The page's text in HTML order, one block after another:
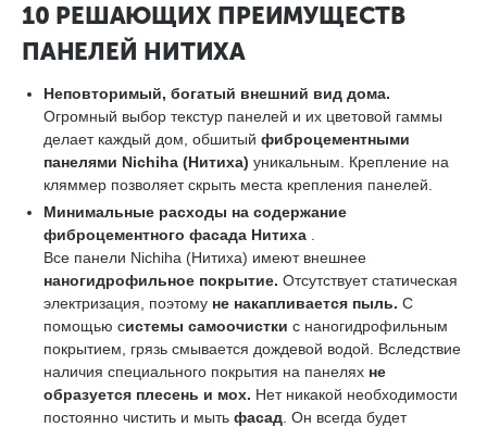
10 РЕШАЮЩИХ ПРЕИМУЩЕСТВ
ПАНЕЛЕЙ НИТИХА
Неповторимый, богатый внешний вид дома.
Огромный выбор текстур панелей и их цветовой гаммы
делает каждый дом, обшитый фиброцементными
панелями Nichiha (Нитиха) уникальным. Крепление на
кляммер позволяет скрыть места крепления панелей.
Минимальные расходы на содержание
фиброцементного фасада Нитиха
Все панели Nichiha (Нитиха) имеют внешнее
наногидрофильное покрытие. Отсутствует статическая
электризация, поэтому не накапливается пыль. С
помощью системы самоочистки с наногидрофильным
покрытием, грязь смывается дождевой водой. Вследствие
наличия специального покрытия на панелях не
образуется плесень и мох. Нет никакой необходимости
постоянно чистить и мыть фасад . Он всегда будет